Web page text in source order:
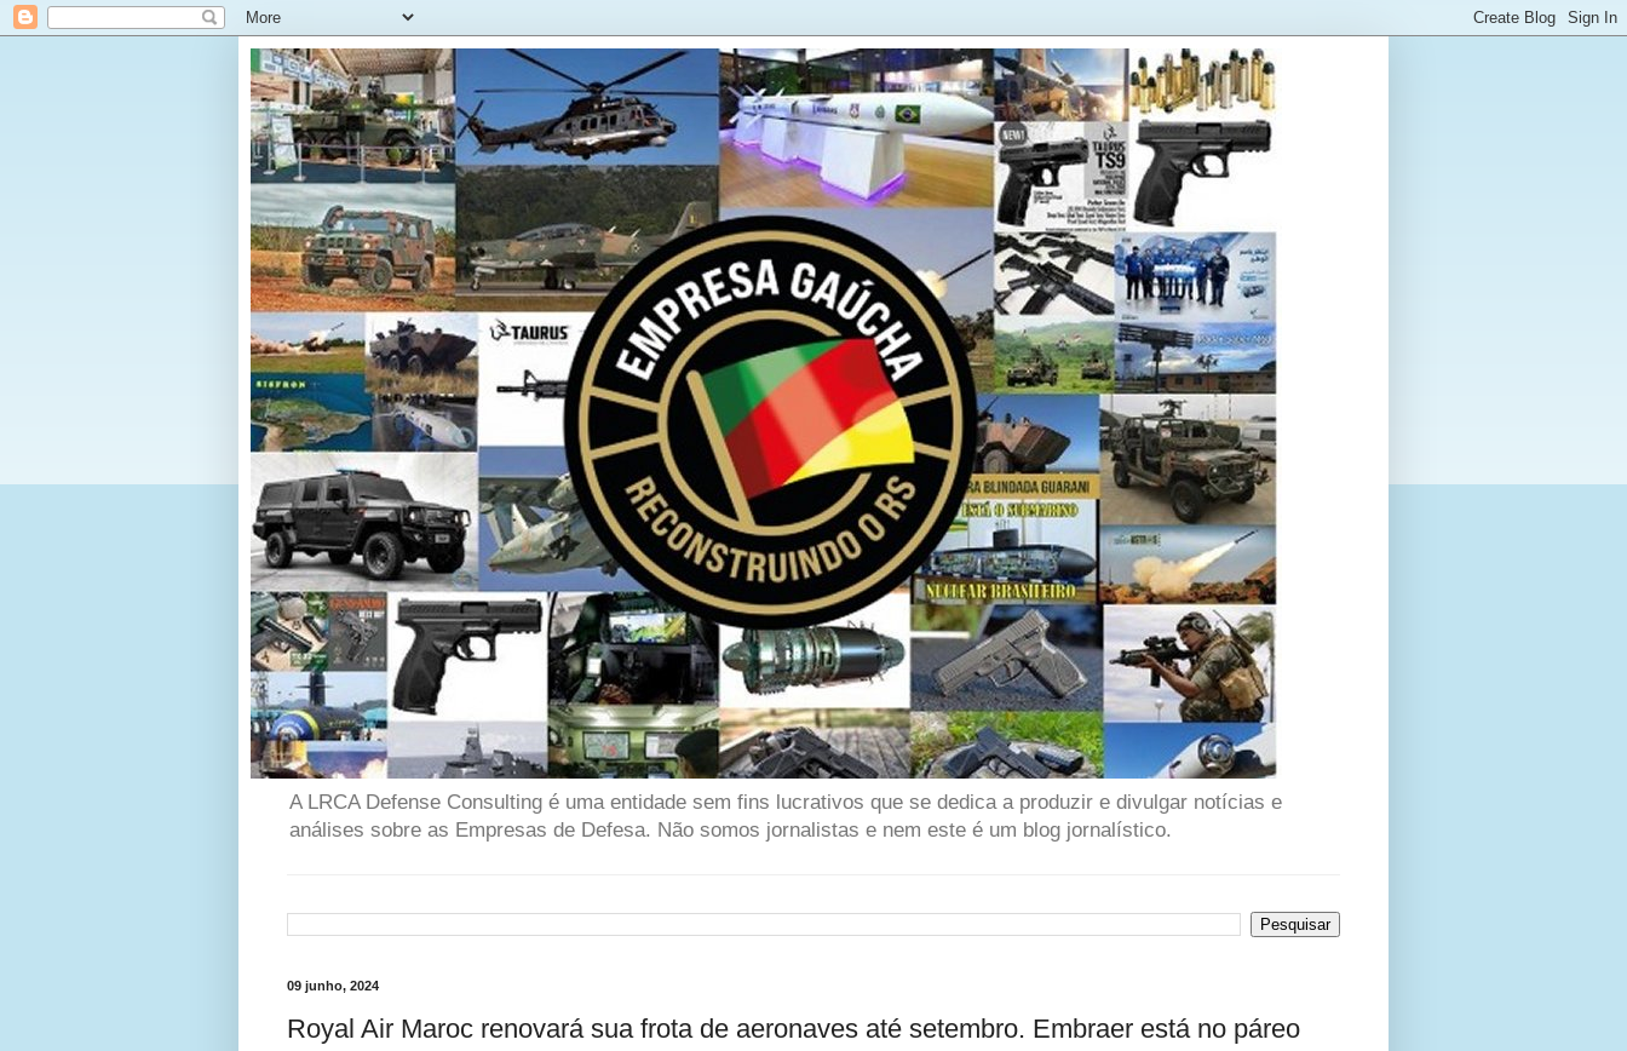
A LRCA Defense Consulting é uma entidade sem fins lucrativos que se dedica a produzir e divulgar notícias e
análises sobre as Empresas de Defesa. Não somos jornalistas e nem este é um blog jornalístico.
09 junho, 2024
Royal Air Maroc renovará sua frota de aeronaves até setembro. Embraer está no páreo